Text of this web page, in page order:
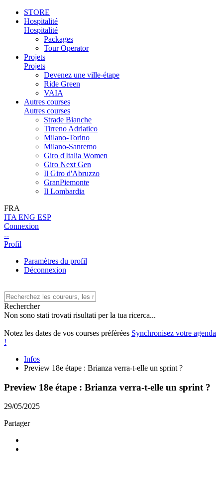
STORE
Hospitalité
Hospitalité
Packages
Tour Operator
Projets
Projets
Devenez une ville-étape
Ride Green
VAIA
Autres courses
Autres courses
Strade Bianche
Tirreno Adriatico
Milano-Torino
Milano-Sanremo
Giro d'Italia Women
Giro Next Gen
Il Giro d'Abruzzo
GranPiemonte
Il Lombardia
FRA
ITA ENG ESP
Connexion
--
Profil
Paramètres du profil
Déconnexion
Rechercher
Non sono stati trovati risultati per la tua ricerca...
Notez les dates de vos courses préférées Synchronisez votre agenda
!
Infos
Preview 18e étape : Brianza verra-t-elle un sprint ?
Preview 18e étape : Brianza verra-t-elle un sprint ?
29/05/2025
Partager